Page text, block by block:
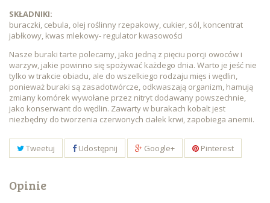
SKŁADNIKI:
buraczki, cebula, olej roślinny rzepakowy, cukier, sól, koncentrat
jabłkowy, kwas mlekowy- regulator kwasowości
Nasze buraki tarte polecamy, jako jedną z pięciu porcji owoców i
warzyw, jakie powinno się spożywać każdego dnia. Warto je jeść nie
tylko w trakcie obiadu, ale do wszelkiego rodzaju mięs i wędlin,
ponieważ buraki są zasadotwórcze, odkwaszają organizm, hamują
zmiany komórek wywołane przez nitryt dodawany powszechnie,
jako konserwant do wędlin. Zawarty w burakach kobalt jest
niezbędny do tworzenia czerwonych ciałek krwi, zapobiega anemii.
Tweetuj Udostępnij Google+ Pinterest
Opinie